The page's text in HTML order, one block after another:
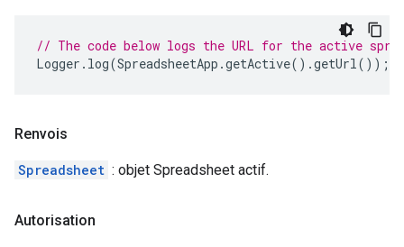
// The code below logs the URL for the active
Logger . log(SpreadsheetApp .getActive().getUrl());
Renvois
Spreadsheet : objet Spreadsheet actif.
Autorisation